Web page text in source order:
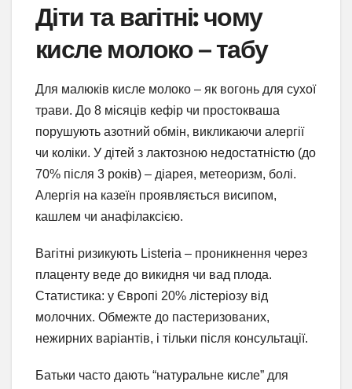
Діти та вагітні: чому
кисле молоко – табу
Для малюків кисле молоко – як вогонь для сухої
трави. До 8 місяців кефір чи простокваша
порушують азотний обмін, викликаючи алергії
чи коліки. У дітей з лактозною недостатністю (до
70% після 3 років) – діарея, метеоризм, болі.
Алергія на казеїн проявляється висипом,
кашлем чи анафілаксією.
Вагітні ризикують Listeria – проникнення через
плаценту веде до викидня чи вад плода.
Статистика: у Європі 20% лістеріозу від
молочних. Обмежте до пастеризованих,
нежирних варіантів, і тільки після консультації.
Батьки часто дають “натуральне кисле” для